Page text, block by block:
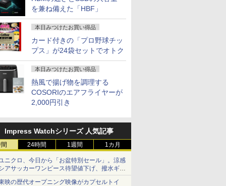
を兼ね備えた「HBF」
本日みつけたお買い得品
カード付きの「プロ野球チッ
プス」が24袋セットでオトク
本日みつけたお買い得品
熱風で揚げ物を調理する
COSORIのエアフライヤーが
2,000円引き
Impress Watchシリーズ 人気記事
24時間 1週間 1カ月
ニクロ、今日から「お盆特別セール」。涼感
アサッカーワンピース待望値下げ、撥水ギア
ョーツは1990円に
映の歴代オープニング映像がカプセルトイ